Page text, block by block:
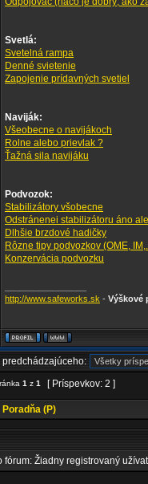
Svetlá:
Svetelná rampa
Denné svietenie
Zapojenie prídavných svetiel
Naviják:
Všeobecne o navijákoch
Rolne alebo prievlak ?
Ťažná sila navijáku
Podvozok:
Stabilizátory všobecne
Odstránenei stabilizátoru áno
Dlhšie brzdové hadičky
Rôzne tipy podvozkov (OME,
Konzervácia podvozku
http://www.safeworks.sk - Výškové
1 z 1 [ Príspevkov: 2 ]
Poradňa (P)
fórum: Žiadny registrovaný